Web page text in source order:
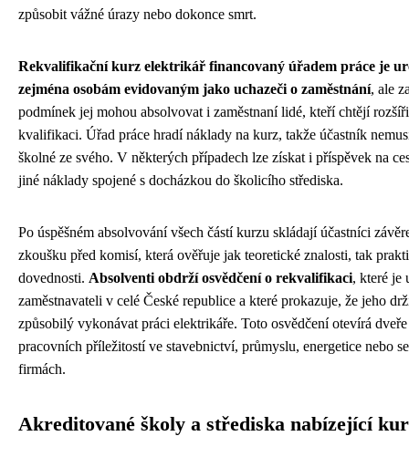
způsobit vážné úrazy nebo dokonce smrt.
Rekvalifikační kurz elektrikář financovaný úřadem práce je
zejména osobám evidovaným jako uchazeči o zaměstnání, ale
podmínek jej mohou absolvovat i zaměstnaní lidé, kteří chtějí
kvalifikaci. Úřad práce hradí náklady na kurz, takže účastník
školné ze svého. V některých případech lze získat i příspěvek na
jiné náklady spojené s docházkou do školicího střediska.
Po úspěšném absolvování všech částí kurzu skládají účastníci
zkoušku před komisí, která ověřuje jak teoretické znalosti, tak
dovednosti. Absolventi obdrží osvědčení o rekvalifikaci, které je
zaměstnavateli v celé České republice a které prokazuje, že jeho
způsobilý vykonávat práci elektrikáře. Toto osvědčení otevírá
pracovních příležitostí ve stavebnictví, průmyslu, energetice nebo
firmách.
Akreditované školy a střediska nabízející